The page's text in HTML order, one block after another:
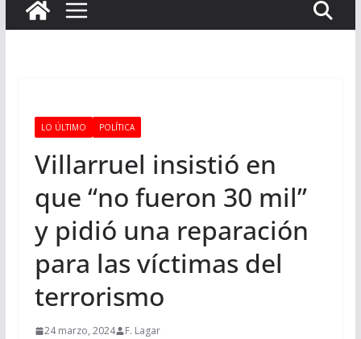
LO ÚLTIMO POLÍTICA
Villarruel insistió en
que “no fueron 30 mil”
y pidió una reparación
para las víctimas del
terrorismo
24 marzo, 2024 F. Lagar